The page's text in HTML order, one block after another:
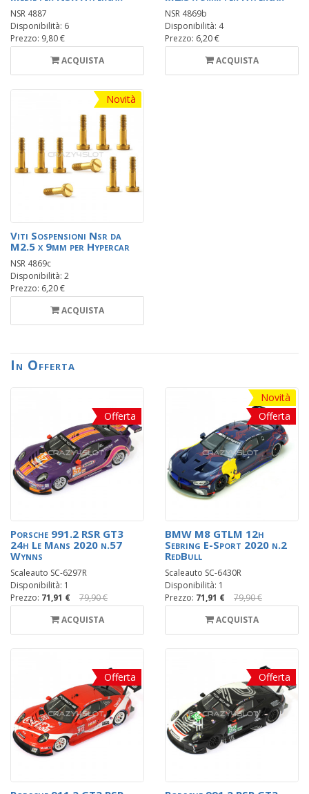
NSR 4887
Disponibilità: 6
Prezzo: 9,80 €
ACQUISTA
NSR 4869b
Disponibilità: 4
Prezzo: 6,20 €
ACQUISTA
Novità
Viti Sospensioni Nsr da
M2.5 x 9mm per Hypercar
NSR 4869c
Disponibilità: 2
Prezzo: 6,20 €
ACQUISTA
In Offerta
Offerta
Porsche 991.2 RSR GT3
24h Le Mans 2020 n.57
Wynns
Scaleauto SC-6297R
Disponibilità: 1
Prezzo: 71,91 €
79,90 €
ACQUISTA
Novità
Offerta
BMW M8 GTLM 12h
Sebring E-Sport 2020 n.2
RedBull
Scaleauto SC-6430R
Disponibilità: 1
Prezzo: 71,91 €
79,90 €
ACQUISTA
Offerta Offerta